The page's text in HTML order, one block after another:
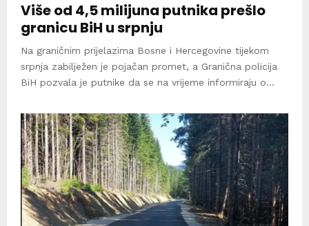
Više od 4,5 milijuna putnika prešlo
granicu BiH u srpnju
Na graničnim prijelazima Bosne i Hercegovine tijekom
srpnja zabilježen je pojačan promet, a Granična policija
BiH pozvala je putnike da se na vrijeme informiraju o...